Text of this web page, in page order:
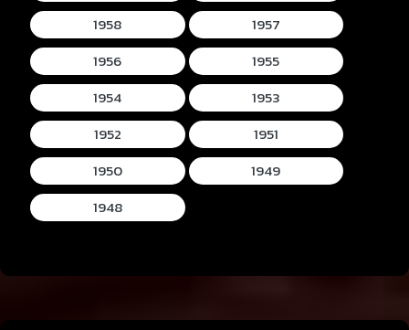
1958
1957
1956
1955
1954
1953
1952
1951
1950
1949
1948